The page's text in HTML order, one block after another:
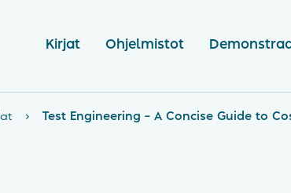
Kirjat Ohjelmistot
› Test Engineering – A Concise Guide to